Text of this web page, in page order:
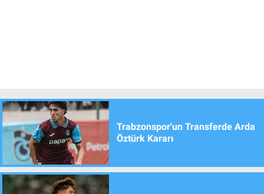
Trabzonspor'un Transferde Arda
Öztürk Kararı